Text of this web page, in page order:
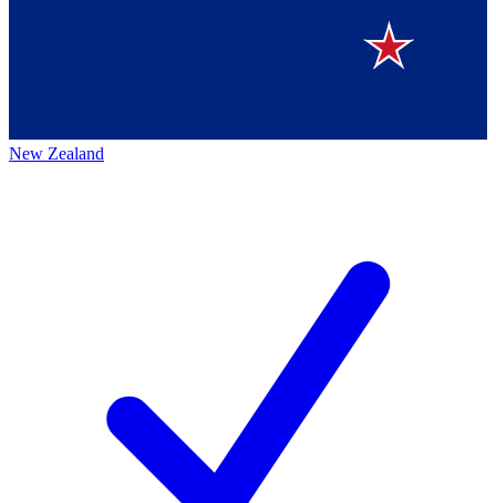
New Zealand